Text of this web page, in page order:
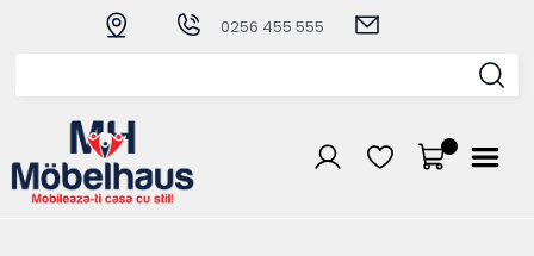
0256 455 555